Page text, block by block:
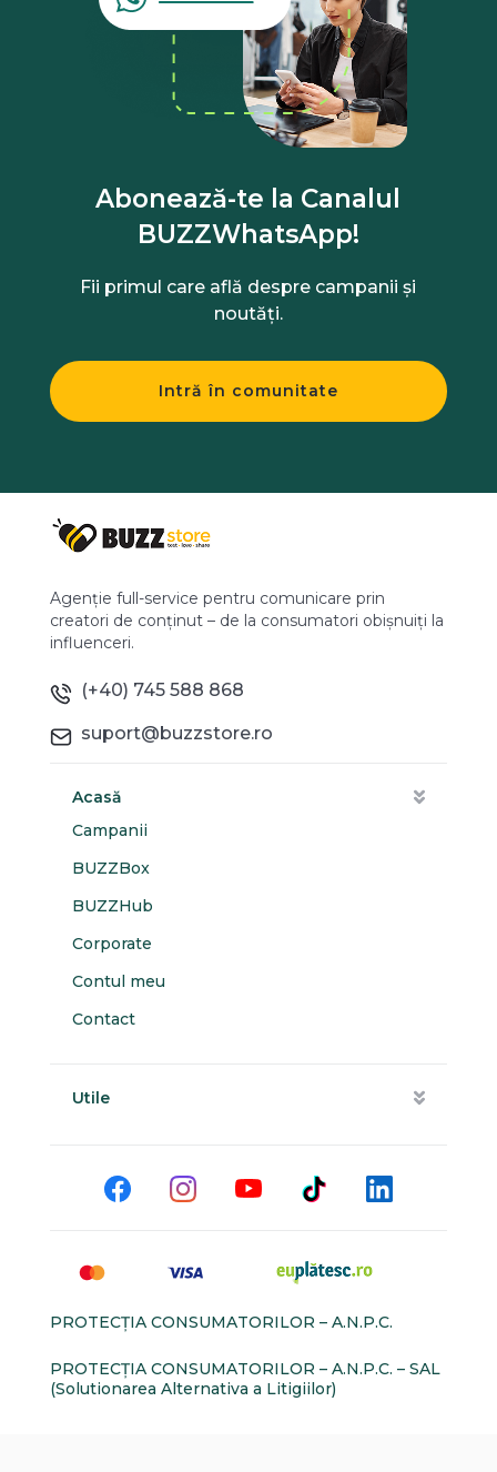
Abonează-te la Canalul
BUZZWhatsApp!
Fii primul care află despre campanii și
noutăți.
Intră în comunitate
Agenție full-service pentru comunicare prin
creatori de conținut – de la consumatori obișnuiți la
influenceri.
(+40) 745 588 868
suport@buzzstore.ro
Acasă
Campanii
BUZZBox
BUZZHub
Corporate
Contul meu
Contact
Utile
PROTECŢIA CONSUMATORILOR – A.N.P.C.
PROTECŢIA CONSUMATORILOR – A.N.P.C. – SAL
(Solutionarea Alternativa a Litigiilor)